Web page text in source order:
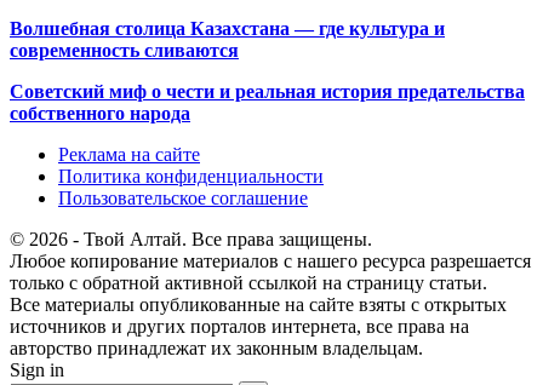
Волшебная столица Казахстана — где культура и
современность сливаются
Советский миф о чести и реальная история предательства
собственного народа
Реклама на сайте
Политика конфиденциальности
Пользовательское соглашение
© 2026 - Твой Алтай. Все права защищены.
Любое копирование материалов с нашего ресурса разрешается
только с обратной активной ссылкой на страницу статьи.
Все материалы опубликованные на сайте взяты с открытых
источников и других порталов интернета, все права на
авторство принадлежат их законным владельцам.
Sign in